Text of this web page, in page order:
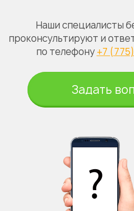
Наши специалисты
проконсультируют и
по телефону +7
Задать